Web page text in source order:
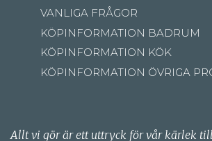
VANLIGA FRÅGOR
KÖPINFORMATION BADRUM
KÖPINFORMATION KÖK
KÖPINFORMATION ÖVRIGA
Allt vi gör är ett uttryck för vår kärlek